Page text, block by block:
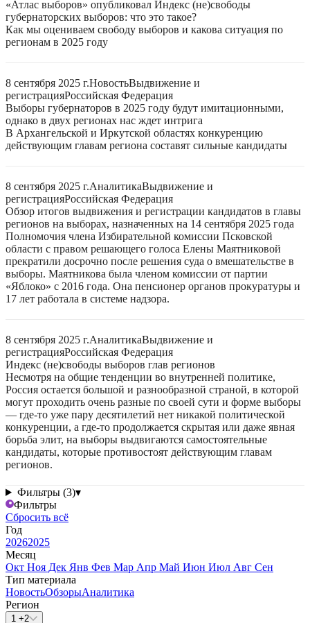
«Атлас выборов» опубликовал Индекс (не)свободы
губернаторских выборов: что это такое?
Как мы оцениваем свободу выборов и какова ситуация по
регионам в 2025 году
8 сентября 2025 г.НовостьВыдвижение и
регистрацияРоссийская Федерация
Выборы губернаторов в 2025 году будут имитационными,
однако в двух регионах нас ждет интрига
В Архангельской и Иркутской областях конкуренцию
действующим главам региона составят сильные кандидаты
8 сентября 2025 г.АналитикаВыдвижение и
регистрацияРоссийская Федерация
Обзор итогов выдвижения и регистрации кандидатов в главы
регионов на выборах, назначенных на 14 сентября 2025 года
Полномочия члена Избирательной комиссии Псковской
области с правом решающего голоса Елены Маятниковой
прекратили досрочно после решения суда о вмешательстве в
выборы. Маятникова была членом комиссии от партии
«Яблоко» с 2016 года. Она пенсионер органов прокуратуры и
17 лет работала в системе надзора.
8 сентября 2025 г.АналитикаВыдвижение и
регистрацияРоссийская Федерация
Индекс (не)свободы выборов глав регионов
Несмотря на общие тенденции во внутренней политике,
Россия остается большой и разнообразной страной, в которой
могут проходить очень разные по своей сути и форме выборы
— где-то уже пару десятилетий нет никакой политической
конкуренции, а где-то продолжается скрытая или даже явная
борьба элит, на выборы выдвигаются самостоятельные
кандидаты, которые противостоят действующим главам
регионов.
Фильтры (3)▾
Фильтры
Сбросить всё
Год
20262025
Месяц
Окт Ноя Дек Янв Фев Мар Апр Май Июн Июл Авг Сен
Тип материала
НовостьОбзорыАналитика
Регион
1 +2